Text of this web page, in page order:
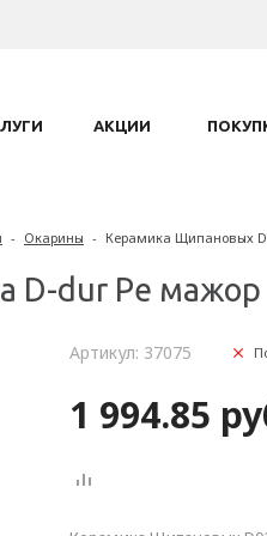
АКЦИИ
- Окарины - Керамика Щипановых
D-dur Ре мажор
Артикул: 37075
1 994.85